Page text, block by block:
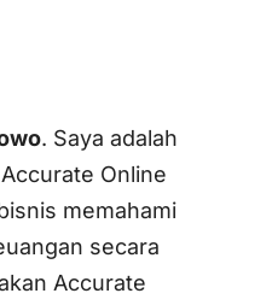
. Saya adalah
Online
memahami
secara
Accurate